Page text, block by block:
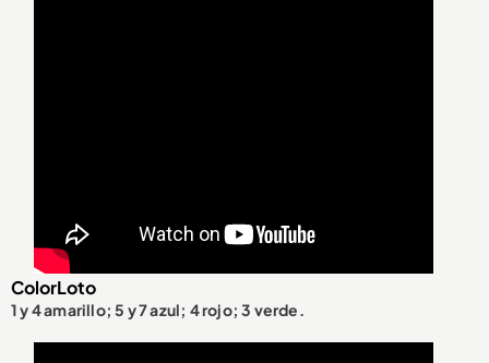
ColorLoto
1 y 4 amarillo; 5 y 7 azul; 4 rojo; 3 verde.